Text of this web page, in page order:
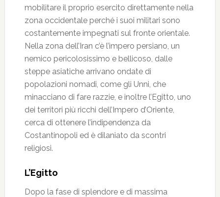
mobilitare il proprio esercito direttamente nella
zona occidentale perché i suoi militari sono
costantemente impegnati sul fronte orientale.
Nella zona dell’Iran c’è l’impero persiano, un
nemico pericolosissimo e bellicoso, dalle
steppe asiatiche arrivano ondate di
popolazioni nomadi, come gli Unni, che
minacciano di fare razzie, e inoltre l’Egitto, uno
dei territori più ricchi dell’Impero d’Oriente,
cerca di ottenere l’indipendenza da
Costantinopoli ed è dilaniato da scontri
religiosi.
L’Egitto
Dopo la fase di splendore e di massima